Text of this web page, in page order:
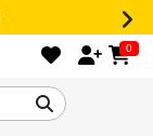
0